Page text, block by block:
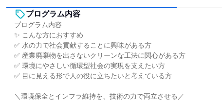
プログラム内容
プログラム内容
✨ こんな方におすすめ
✅ 水の力で社会貢献することに興味がある方
✅ 産業廃棄物を出さないクリーンな工法に関心がある方
✅ 環境にやさしい循環型社会の実現を支えたい方
✅ 目に見える形で人の役に立ちたいと考えている方
＼環境保全とインフラ維持を、技術の力で両立させる／